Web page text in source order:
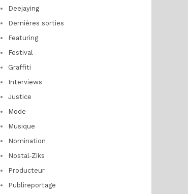
Deejaying
Dernières sorties
Featuring
Festival
Graffiti
Interviews
Justice
Mode
Musique
Nomination
Nostal-Ziks
Producteur
Publireportage